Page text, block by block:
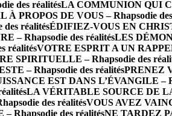
des réalitésLA COMMUNION QUI
PROPOS DE VOUS – Rhapsodie
réalitésÉDIFIEZ-VOUS EN
– Rhapsodie des réalitésLES
réalitésVOTRE ESPRIT A UN
SPIRITUELLE – Rhapsodie des
– Rhapsodie des réalitésPRENEZ
EST DANS L’ÉVANGILE –
LA VÉRITABLE SOURCE DE
des réalitésVOUS AVEZ
Rhapsodie des réalitésNE TARDEZ